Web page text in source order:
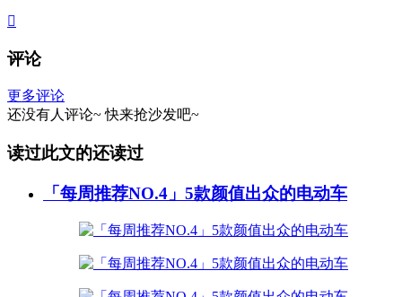

评论
更多评论
还没有人评论~ 快来抢沙发吧~
读过此文的还读过
「每周推荐NO.4」5款颜值出众的电动车